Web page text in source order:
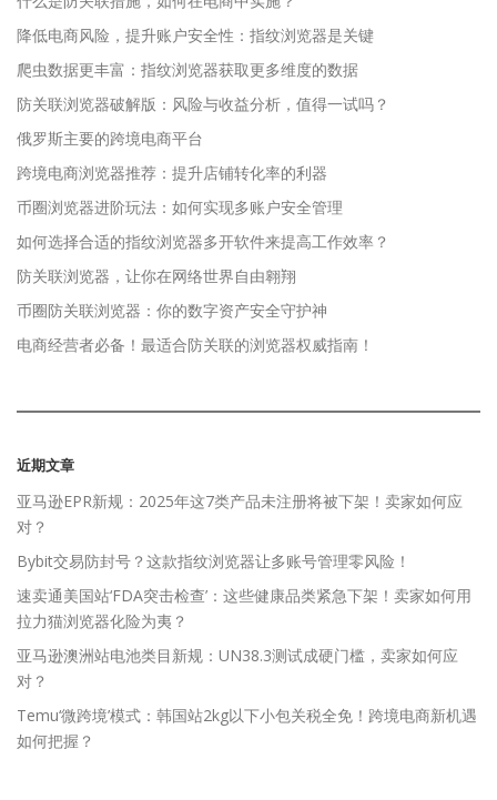
降低电商风险，提升账户安全性：指纹浏览器是关键
爬虫数据更丰富：指纹浏览器获取更多维度的数据
防关联浏览器破解版：风险与收益分析，值得一试吗？
俄罗斯主要的跨境电商平台
跨境电商浏览器推荐：提升店铺转化率的利器
币圈浏览器进阶玩法：如何实现多账户安全管理
如何选择合适的指纹浏览器多开软件来提高工作效率？
防关联浏览器，让你在网络世界自由翱翔
币圈防关联浏览器：你的数字资产安全守护神
电商经营者必备！最适合防关联的浏览器权威指南！
近期文章
亚马逊EPR新规：2025年这7类产品未注册将被下架！卖家如何应
对？
Bybit交易防封号？这款指纹浏览器让多账号管理零风险！
速卖通美国站‘FDA突击检查’：这些健康品类紧急下架！卖家如何用
拉力猫浏览器化险为夷？
亚马逊澳洲站电池类目新规：UN38.3测试成硬门槛，卖家如何应
对？
Temu‘微跨境’模式：韩国站2kg以下小包关税全免！跨境电商新机遇
如何把握？